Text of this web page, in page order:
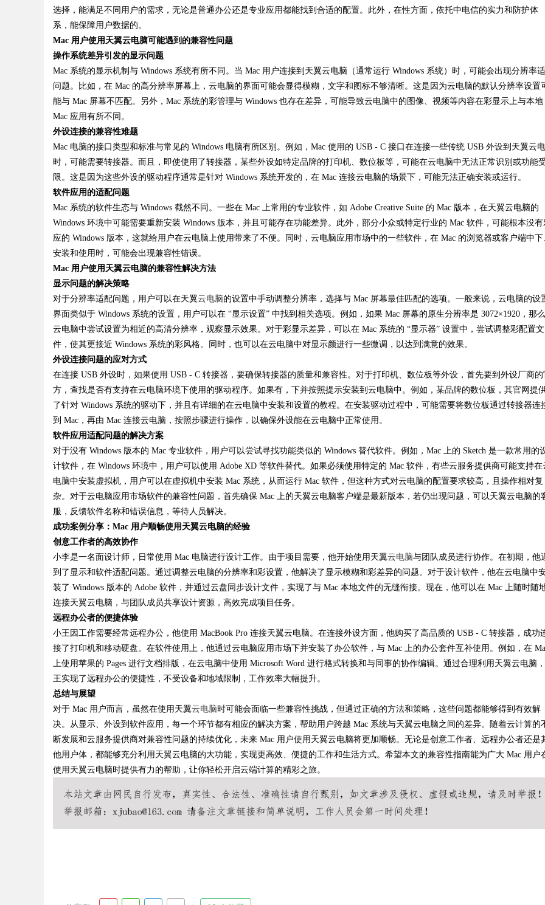
!
d
选择，能满足不同用户的需求，无论是普通办公还是专业应用都能找到合适的配置。此外，在性方面，依托中电信的实力和防护体
系，能保障用户数据的。
Mac 用户使用天翼云电脑可能遇到的兼容性问题
操作系统差异引发的显示问题
Mac 系统的显示机制与 Windows 系统有所不同。当 Mac 用户连接到天翼云电脑（通常运行 Windows 系统）时，可能会出现分辨率
问题。比如，在 Mac 的高分辨率屏幕上，云电脑的界面可能会显得模糊，文字和图标不够清晰。这是因为云电脑的默认分辨率设置
能与 Mac 屏幕不匹配。另外，Mac 系统的彩管理与 Windows 也存在差异，可能导致云电脑中的图像、视频等内容在彩显示上与本地
Mac 应用有所不同。
外设连接的兼容性难题
Mac 电脑的接口类型和标准与常见的 Windows 电脑有所区别。例如，Mac 使用的 USB - C 接口在连接一些传统 USB 外设到天翼云
时，可能需要转接器。而且，即使使用了转接器，某些外设如特定品牌的打印机、数位板等，可能在云电脑中无法正常识别或功能
限。这是因为这些外设的驱动程序通常是针对 Windows 系统开发的，在 Mac 连接云电脑的场景下，可能无法正确安装或运行。
软件应用的适配问题
Mac 系统的软件生态与 Windows 截然不同。一些在 Mac 上常用的专业软件，如 Adobe Creative Suite 的 Mac 版本，在天翼云电脑的
Windows 环境中可能需要重新安装 Windows 版本，并且可能存在功能差异。此外，部分小众或特定行业的 Mac 软件，可能根本没有
应的 Windows 版本，这就给用户在云电脑上使用带来了不便。同时，云电脑应用市场中的一些软件，在 Mac 的浏览器或客户端中下
安装和使用时，可能会出现兼容性错误。
Mac 用户使用天翼云电脑的兼容性解决方法
显示问题的解决策略
对于分辨率适配问题，用户可以在天翼云电脑的设置中手动调整分辨率，选择与 Mac 屏幕最佳匹配的选项。一般来说，云电脑的设
界面类似于 Windows 系统的设置，用户可以在 “显示设置” 中找到相关选项。例如，如果 Mac 屏幕的原生分辨率是 3072×1920，那
云电脑中尝试设置为相近的高清分辨率，观察显示效果。对于彩显示差异，可以在 Mac 系统的 “显示器” 设置中，尝试调整彩配置文
件，使其更接近 Windows 系统的彩风格。同时，也可以在云电脑中对显示颜进行一些微调，以达到满意的效果。
外设连接问题的应对方式
在连接 USB 外设时，如果使用 USB - C 转接器，要确保转接器的质量和兼容性。对于打印机、数位板等外设，首先要到外设厂商的
方，查找是否有支持在云电脑环境下使用的驱动程序。如果有，下并按照提示安装到云电脑中。例如，某品牌的数位板，其官网提
了针对 Windows 系统的驱动下，并且有详细的在云电脑中安装和设置的教程。在安装驱动过程中，可能需要将数位板通过转接器连
到 Mac，再由 Mac 连接云电脑，按照步骤进行操作，以确保外设能在云电脑中正常使用。
软件应用适配问题的解决方案
对于没有 Windows 版本的 Mac 专业软件，用户可以尝试寻找功能类似的 Windows 替代软件。例如，Mac 上的 Sketch 是一款常用的
计软件，在 Windows 环境中，用户可以使用 Adobe XD 等软件替代。如果必须使用特定的 Mac 软件，有些云服务提供商可能支持在
电脑中安装虚拟机，用户可以在虚拟机中安装 Mac 系统，从而运行 Mac 软件，但这种方式对云电脑的配置要求较高，且操作相对复
杂。对于云电脑应用市场软件的兼容性问题，首先确保 Mac 上的天翼云电脑客户端是最新版本，若仍出现问题，可以天翼云电脑的
服，反馈软件名称和错误信息，等待人员解决。
成功案例分享： Mac 用户顺畅使用天翼云电脑的经验
创意工作者的高效协作
小李是一名面设计师，日常使用 Mac 电脑进行设计工作。由于项目需要，他开始使用天翼云电脑与团队成员进行协作。在初期，他
到了显示和软件适配问题。通过调整云电脑的分辨率和彩设置，他解决了显示模糊和彩差异的问题。对于设计软件，他在云电脑中
装了 Windows 版本的 Adobe 软件，并通过云盘同步设计文件，实现了与 Mac 本地文件的无缝衔接。现在，他可以在 Mac 上随时随
连接天翼云电脑，与团队成员共享设计资源，高效完成项目任务。
远程办公者的便捷体验
小王因工作需要经常远程办公，他使用 MacBook Pro 连接天翼云电脑。在连接外设方面，他购买了高品质的 USB - C 转接器，成功
接了打印机和移动硬盘。在软件使用上，他通过云电脑应用市场下并安装了办公软件，与 Mac 上的办公套件互补使用。例如，在
上使用苹果的 Pages 进行文档排版，在云电脑中使用 Microsoft Word 进行格式转换和与同事的协作编辑。通过合理利用天翼云电脑
王实现了远程办公的便捷性，不受设备和地域限制，工作效率大幅提升。
总结与展望
对于 Mac 用户而言，虽然在使用天翼云电脑时可能会面临一些兼容性挑战，但通过正确的方法和策略，这些问题都能够得到有效解
决。从显示、外设到软件应用，每一个环节都有相应的解决方案，帮助用户跨越 Mac 系统与天翼云电脑之间的差异。随着云计算的
断发展和云服务提供商对兼容性问题的持续优化，未来 Mac 用户使用天翼云电脑将更加顺畅。无论是创意工作者、远程办公者还是
他用户体，都能够充分利用天翼云电脑的大功能，实现更高效、便捷的工作和生活方式。希望本文的兼容性指南能为广大 Mac 用户
使用天翼云电脑时提供有力的帮助，让你轻松开启云端计算的精彩之旅。